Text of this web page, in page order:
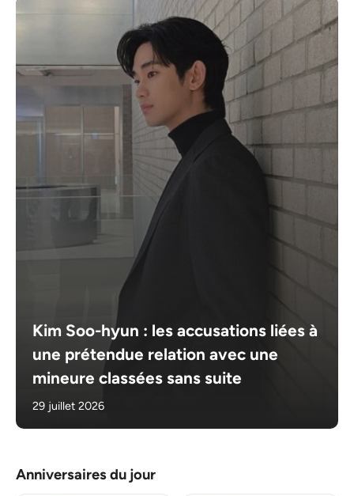
Kim Soo-hyun : les accusations liées à
une prétendue relation avec une
mineure classées sans suite
29 juillet 2026
Anniversaires du jour